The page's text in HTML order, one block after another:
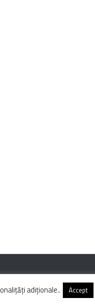
adiționale.. Accept